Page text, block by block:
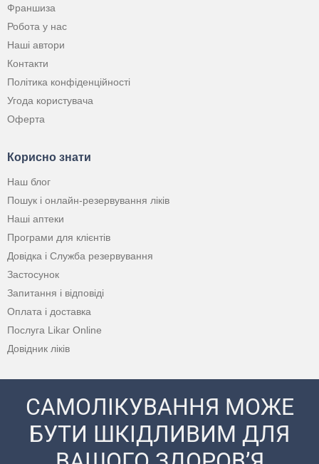
Франшиза
Робота у нас
Наші автори
Контакти
Політика конфіденційності
Угода користувача
Оферта
Корисно знати
Наш блог
Пошук і онлайн-резервування ліків
Наші аптеки
Програми для клієнтів
Довідка і Служба резервування
Застосунок
Запитання і відповіді
Оплата і доставка
Послуга Likar Online
Довідник ліків
САМОЛІКУВАННЯ МОЖЕ
БУТИ ШКІДЛИВИМ ДЛЯ